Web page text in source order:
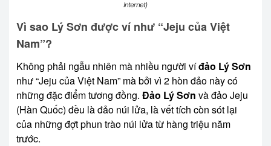
Internet)
Vì sao Lý Sơn được ví như “Jeju của Việt
Nam”?
Không phải ngẫu nhiên mà nhiều người víđảo Lý Sơn
như “Jeju của Việt Nam” mà bởi vì 2 hòn đảo này có
những đặc điểm tương đồng. Đảo Lý Sơn và đảo Jeju
(Hàn Quốc) đều là đảo núi lửa, là vết tích còn sót lại
của những đợt phun trào núi lửa từ hàng triệu năm
trước.